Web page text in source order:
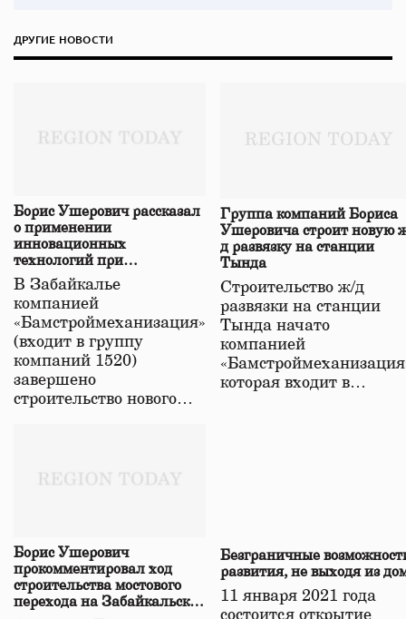
ДРУГИЕ НОВОСТИ
Борис Ушерович рассказал
о применении
инновационных
технологий при
строительстве нового моста
в Забайкалье
В Забайкалье
компанией
«Бамстроймеханизация»
(входит в группу
компаний 1520)
завершено
строительство нового…
Группа компаний Бориса
Ушеровича строит новую
д развязку на станции
Тында
Строительство ж/д
развязки на станции
Тында начато
компанией
которая входит в…
Борис Ушерович
прокомментировал ход
строительства мостового
перехода на Забайкальской
Безграничные
развития, не выходя из
11 января 2021 года
состоится открытие